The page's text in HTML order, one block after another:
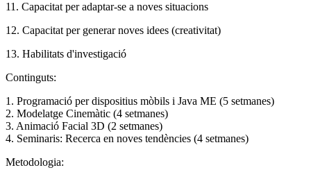
11. Capacitat per adaptar-se a noves situacions
12. Capacitat per generar noves idees (creativitat)
13. Habilitats d'investigació
Continguts:
1. Programació per dispositius mòbils i Java ME (5 setmanes)
2. Modelatge Cinemàtic (4 setmanes)
3. Animació Facial 3D (2 setmanes)
4. Seminaris: Recerca en noves tendències (4 setmanes)
Metodologia: